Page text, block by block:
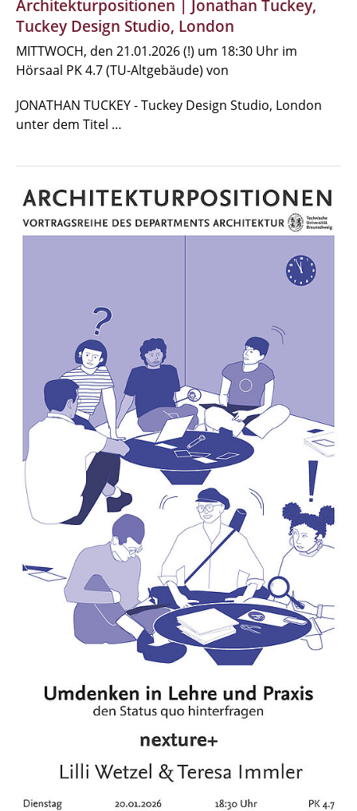
Architekturpositionen | Jonathan Tuckey,
Tuckey Design Studio, London
MITTWOCH, den 21.01.2026 (!) um 18:30 Uhr im
Hörsaal PK 4.7 (TU-Altgebäude) von
JONATHAN TUCKEY - Tuckey Design Studio, London
unter dem Titel …